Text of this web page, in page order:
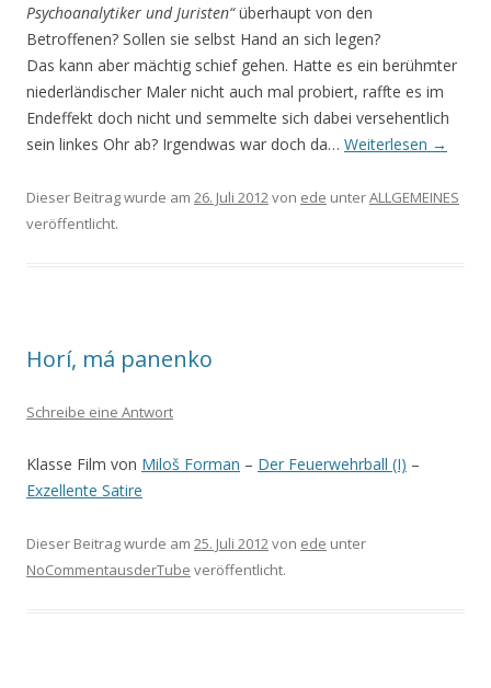
Psychoanalytiker und Juristen“überhaupt von den
Betroffenen? Sollen sie selbst Hand an sich legen?
Das kann aber mächtig schief gehen. Hatte es ein berühmter
niederländischer Maler nicht auch mal probiert, raffte es im
Endeffekt doch nicht und semmelte sich dabei versehentlich
sein linkes Ohr ab? Irgendwas war doch da… Weiterlesen →
Dieser Beitrag wurde am 26. Juli 2012von ede unterALLGEMEINES
veröffentlicht.
Horí, má panenko
Schreibe eine Antwort
Klasse Film von Miloš Forman – Der Feuerwehrball (I) –
Exzellente Satire
Dieser Beitrag wurde am 25. Juli 2012von ede unter
NoCommentausderTube veröffentlicht.